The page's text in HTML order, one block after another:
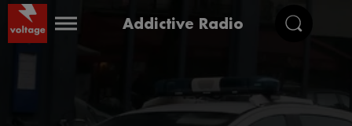
Addictive Radio